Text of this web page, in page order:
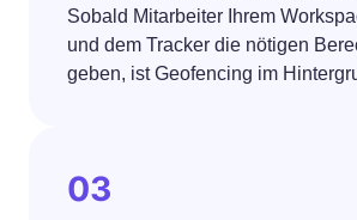
Sobald Mitarbeiter Ihrem
und dem Tracker die nötigen
geben, ist Geofencing im
03